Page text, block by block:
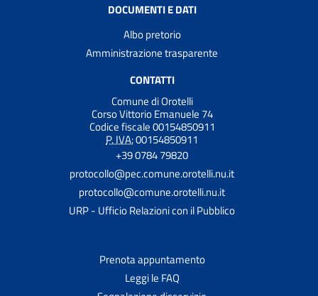
DOCUMENTI E DATI
Albo pretorio
Amministrazione trasparente
CONTATTI
Comune di Orotelli
Corso Vittorio Emanuele 74
Codice fiscale 00154850911
P. IVA:00154850911
+39 0784 79820
protocollo@pec.comune.orotelli.nu.it
protocollo@comune.orotelli.nu.it
URP - Ufficio Relazioni con il Pubblico
Prenota appuntamento
Leggi le FAQ